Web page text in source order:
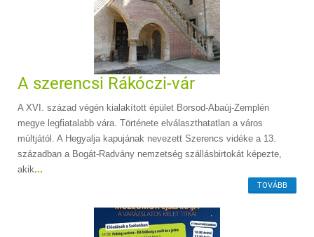
A szerencsi Rákóczi-vár
A XVI. század végén kialakított épület Borsod-Abaúj-Zemplén
megye legfiatalabb vára. Története elválaszthatatlan a város
múltjától. A Hegyalja kapujának nevezett Szerencs vidéke a 13.
században a Bogát-Radvány nemzetség szállásbirtokát képezte,
akik...
TOVÁBB